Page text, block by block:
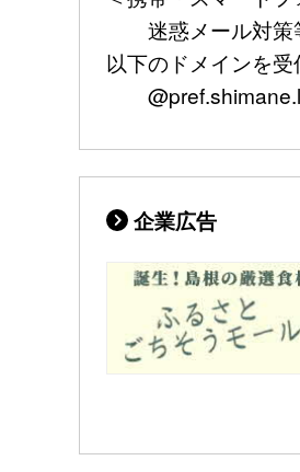
迷惑メール対策等
以下のドメインを受
企業広告